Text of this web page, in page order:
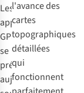
Les
appareils
GPS
se
présentent
aujourd'hui
l'avance des
cartes
topographiques
détaillées
qui
fonctionnent